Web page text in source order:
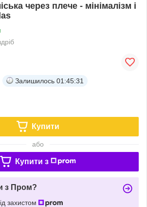
через плече - мінімалізм і
Залишилось 01:45:31
Купити
або
Купити з
з Пром?
захистом